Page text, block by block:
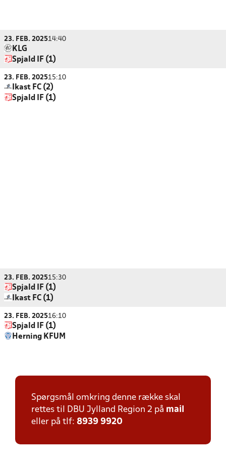
23. FEB. 202514:40
KLG
Spjald IF (1)
23. FEB. 202515:10
Ikast FC (2)
Spjald IF (1)
23. FEB. 202515:30
Spjald IF (1)
Ikast FC (1)
23. FEB. 202516:10
Spjald IF (1)
Herning KFUM
Spørgsmål omkring denne række skal
rettes til DBU Jylland Region 2 på mail
eller på tlf: 8939 9920